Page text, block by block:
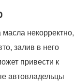
некорректно,
залив в него
привести к
автовладельцы